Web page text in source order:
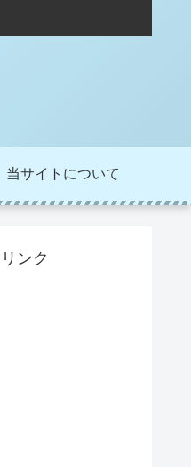
当サイトについて
ンク